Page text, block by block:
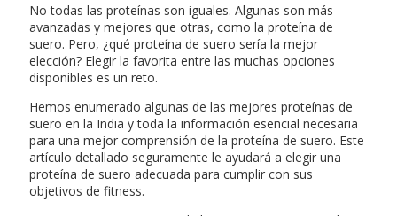
No todas las proteínas son iguales. Algunas son más
avanzadas y mejores que otras, como la proteína de
suero. Pero, ¿qué proteína de suero sería la mejor
elección? Elegir la favorita entre las muchas opciones
disponibles es un reto.
Hemos enumerado algunas de las mejores proteínas de
suero en la India y toda la información esencial necesaria
para una mejor comprensión de la proteína de suero. Este
artículo detallado seguramente le ayudará a elegir una
proteína de suero adecuada para cumplir con sus
objetivos de fitness.